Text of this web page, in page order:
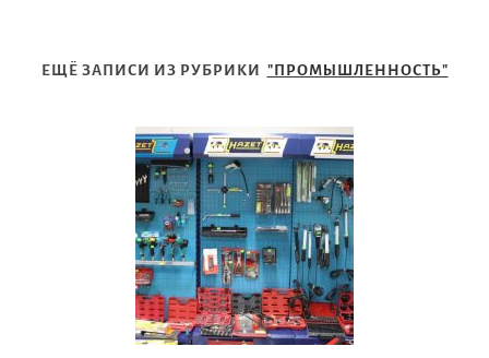
ЕЩЁ ЗАПИСИ ИЗ РУБРИКИ "ПРОМЫШЛЕННОСТЬ"